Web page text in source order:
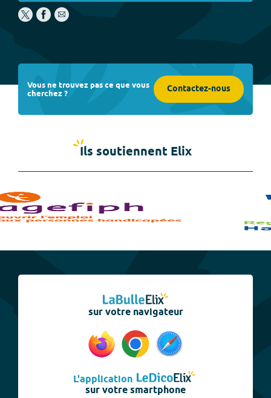
Vous ne trouvez pas ce que vous
cherchez ? Contactez-nous
Ils soutiennent Elix
sur votre navigateur
L'application
sur votre smartphone